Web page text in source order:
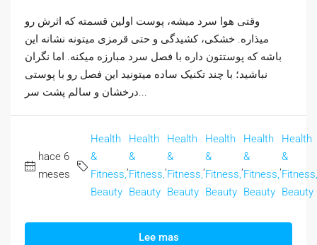
وقتی هوا سرد میشه، پوست اولین قسمته که اثرش رو
میذاره. خشکی، کشیدگی و حتی قرمزی میتونه نشانه این
باشه که پوستتون داره با فصل سرد مبارزه میکنه. اما نگران
نباشید؛ با چند تکنیک ساده میتونید این فصل رو با پوستی
درخشان و سالم پشت سر...
hace 6
meses
Health
&
Fitness,
Beauty
Health
&
Fitness,
Beauty
Health
&
Fitness,
Beauty
Health
&
Fitness,
Beauty
Health
&
Fitness,
Beauty
Health
&
Fitness,
Beauty
Lee mas